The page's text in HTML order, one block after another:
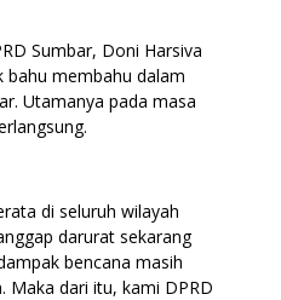
Sumbar, Doni Harsiva
bahu membahu dalam
Utamanya pada masa
di seluruh wilayah
darurat sekarang
bencana masih
Maka dari itu, kami DPRD